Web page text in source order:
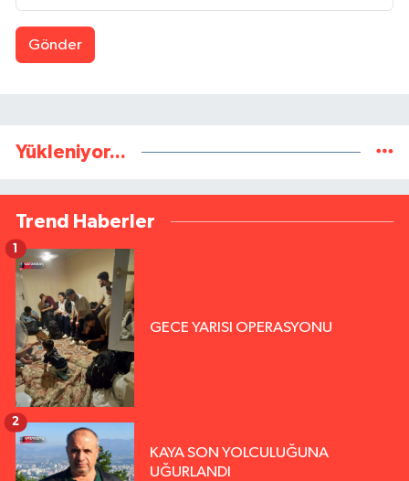
Gönder
Yükleniyor...
Trend Haberler
GECE YARISI OPERASYONU
1
KAYA SON YOLCULUĞUNA
UĞURLANDI
2